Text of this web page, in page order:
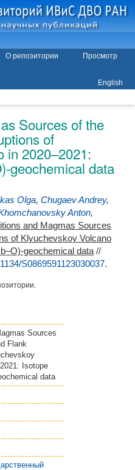
О репозитории
Просмотр
English
Sources of the
of
in 2020–2021:
geochemical data
Olga, Chugaev Andrey,
Anton,
and Magmas Sources
of Klyuchevskoy Volcano
geochemical data //
S0869591123030037.
Sources
Flank
Isotope
data